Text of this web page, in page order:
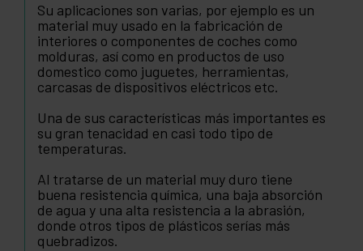
Su aplicaciones son varias, por ejemplo es un
material muy usado en la fabricación de
interiores o componentes de coches como
molduras, así como en productos de uso
domestico como juguetes, herramientas,
carcasas de dispositivos eléctricos etc.
Una de sus características más importantes es
su gran tenacidad en casi todo tipo de
temperaturas.
Al tratarse de un material muy duro tiene
buena resistencia química, una baja absorción
de agua y una alta resistencia a la abrasión,
donde otros tipos de plásticos serías más
quebradizos.